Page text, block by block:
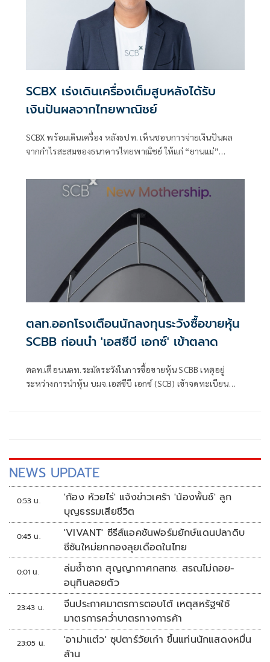
SCBX เร่งเดินเครื่องเต็มสูบหลังได้รับ
เงินปันผลจากไทยพาณิชย์
SCBX พร้อมเดินเครื่อง หลังธปท. เห็นชอบการจ่ายเงินปันผล
จากกำไรสะสมของธนาคารไทยพาณิชย์ ให้แก่ “ยานแม่”
ตลท.ออกโรงเตือนนักลงทุนระวังซื้อขายหุ้น
SCBB ก่อนนำ 'เอสซีบี เอกซ์' เข้าตลาด
ตลท.เตือนนลท.ระมัดระวังในการซื้อขายหุ้น SCBB เหตุอยู่
ระหว่างการนำหุ้น บมจ.เอสซีบี เอกซ์ (SCB) เข้าจดทะเบียน
NEWS UPDATE
0:53 น.
'ก้อง ห้วยไร่' แจ้งข่าวเศร้า 'น้องพั้นช์' ลูก
บุญธรรมเสียชีวิต
0:45 น.
'VIVANT' ซีรีส์แอคชันฟอร์มยักษ์แดนปลาดิบ
ซีซันใหม่ยกกองลุยเดือดในไทย
0:01 น.
ล่มซ้ำซาก สุญญากาศกสทช. สรณไม่ถอย-
อนุทินลอยตัว
23:43 น.
จีนประกาศมาตรการตอบโต้ เหตุสหรัฐฯใช้
มาตรการคว่ำบาตรทางการค้า
23:05 น.
'อาม่าแต๋ว' ซุปตาร์วัยเก๋า ขึ้นแท่นนักแสดงหมื่น
ล้าน